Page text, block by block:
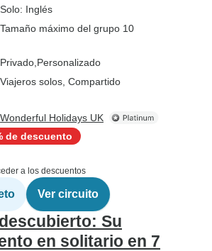
Solo: Inglés
Tamaño máximo del grupo 10
Privado Personalizado
Viajeros solos, Compartido
Wonderful Holidays UK
de descuento
a los descuentos
Ver circuito
Su
en solitario en 7